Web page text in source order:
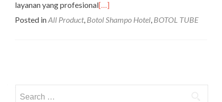
layanan yang profesional[…]
Posted inAll Product, Botol Shampo Hotel, BOTOL TUBE